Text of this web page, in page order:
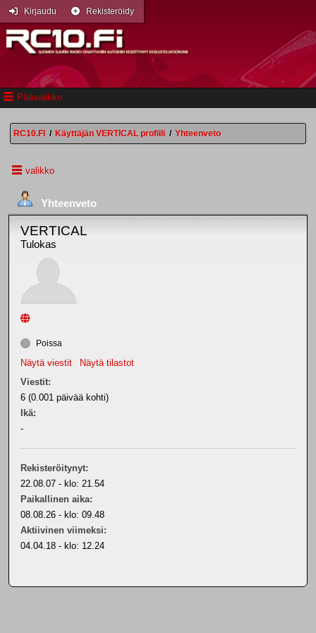
Päävalikko
Kirjaudu Rekisteröidy
RC10.FI / Käyttäjän VERTICAL profiili / Yhteenveto
valikko
Yhteenveto
VERTICAL
Tulokas
Poissa
Näytä viestit
Näytä tilastot
Viestit:
6 (0.001 päivää kohti)
Ikä:
-
Rekisteröitynyt:
22.08.07 - klo: 21.54
Paikallinen aika:
08.08.26 - klo: 09.48
Aktiivinen viimeksi:
04.04.18 - klo: 12.24